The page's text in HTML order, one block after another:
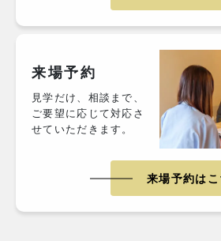
来場予約
見学だけ、相談まで、
ご要望に応じて対応さ
せていただきます。
来場予約はこ